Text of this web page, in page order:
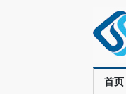
首页